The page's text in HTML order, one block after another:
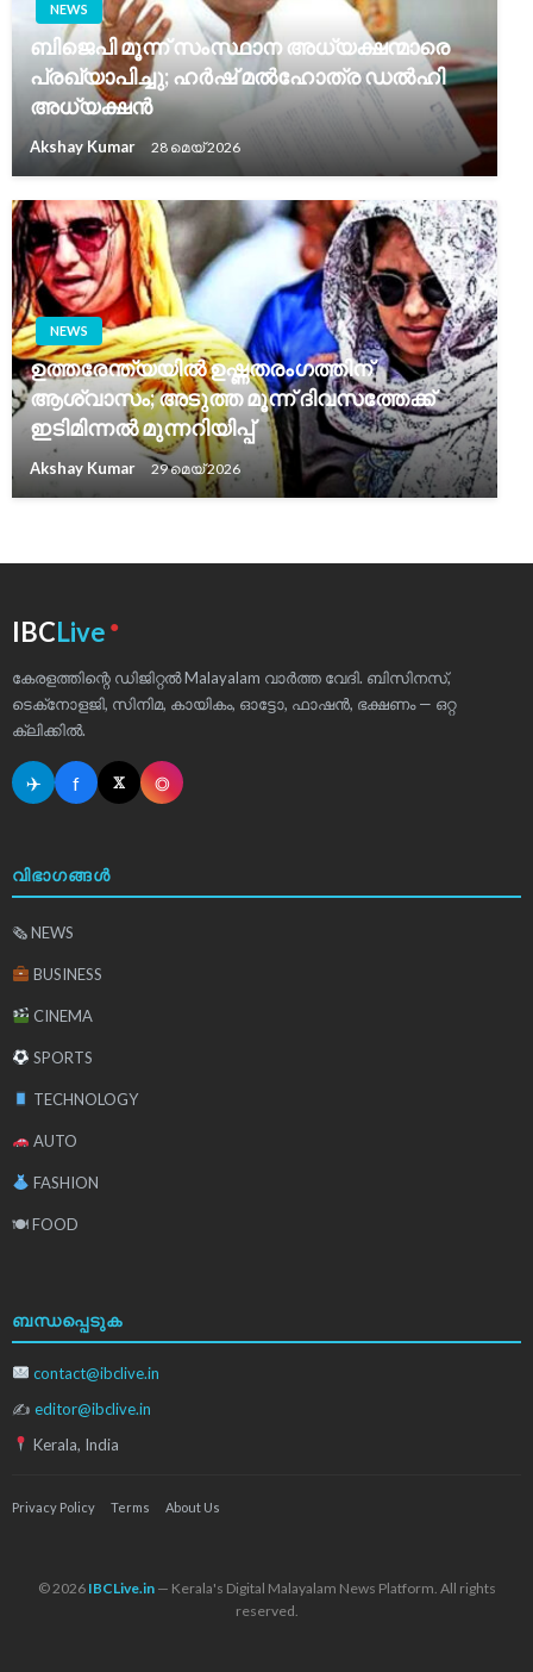
NEWS
ബിജെപി മൂന്ന് സംസ്ഥാന അധ്യക്ഷന്മാരെ
പ്രഖ്യാപിച്ചു; ഹർഷ് മൽഹോത്ര ഡൽഹി
അധ്യക്ഷൻ
Akshay Kumar 28 മെയ്‌ 2026
NEWS
ഉത്തരേന്ത്യയിൽ ഉഷ്ണതരംഗത്തിന്
ആശ്വാസം; അടുത്ത മൂന്ന് ദിവസത്തേക്ക്
ഇടിമിന്നൽ മുന്നറിയിപ്പ്
Akshay Kumar 29 മെയ്‌ 2026
IBCLive ●
കേരളത്തിന്റെ ഡിജിറ്റൽ Malayalam വാർത്ത വേദി. ബിസിനസ്,
ടെക്‌നോളജി, സിനിമ, കായികം, ഓട്ടോ, ഫാഷൻ, ഭക്ഷണം — ഒറ്റ
ക്ലിക്കിൽ.
✈ f 𝕏 ◎
വിഭാഗങ്ങൾ
🗞 NEWS
BUSINESS
CINEMA
SPORTS
TECHNOLOGY
AUTO
FASHION
🍽 FOOD
ബന്ധപ്പെടുക
contact@ibclive.in
✍ editor@ibclive.in
Kerala, India
Privacy Policy Terms About Us
© 2026 IBCLive.in— Kerala's Digital Malayalam News Platform. All rights
reserved.